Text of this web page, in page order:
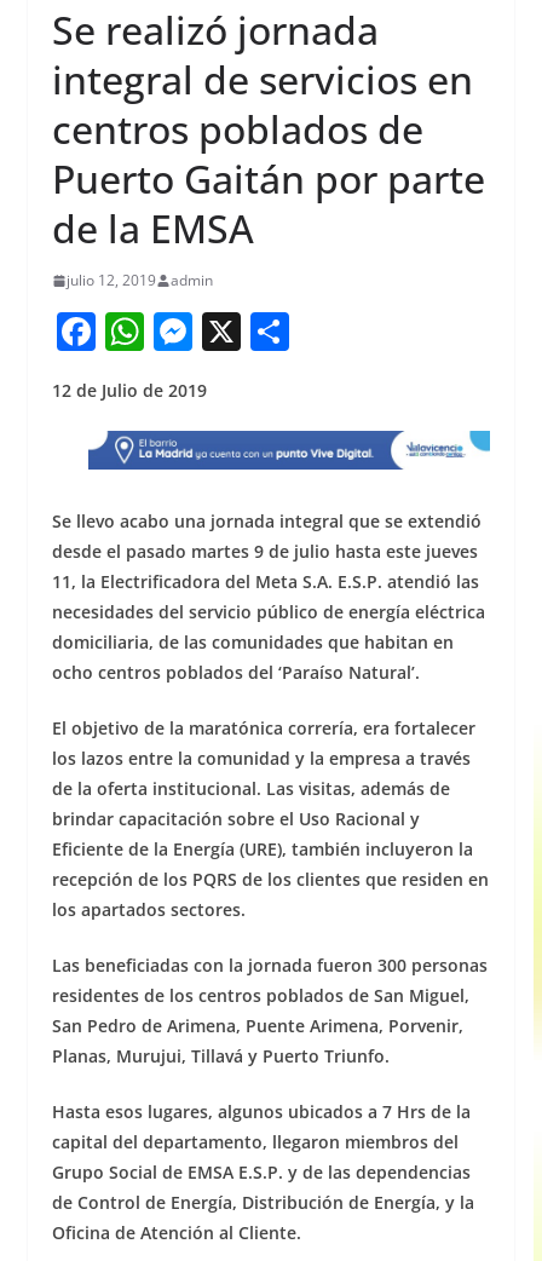
Se realizó jornada
integral de servicios en
centros poblados de
Puerto Gaitán por parte
de la EMSA
julio 12, 2019 admin
F
c
e
b
o
o
k
W
h
at
s
A
p
p
M
ss
e
n
g
er
X S
e
12 de Julio de 2019
Se llevo acabo una jornada integral que se extendió
desde el pasado martes 9 de julio hasta este jueves
11, la Electrificadora del Meta S.A. E.S.P. atendió las
necesidades del servicio público de energía eléctrica
domiciliaria, de las comunidades que habitan en
ocho centros poblados del ‘Paraíso Natural’.
El objetivo de la maratónica correría, era fortalecer
los lazos entre la comunidad y la empresa a través
de la oferta institucional. Las visitas, además de
brindar capacitación sobre el Uso Racional y
Eficiente de la Energía (URE), también incluyeron la
recepción de los PQRS de los clientes que residen en
los apartados sectores.
Las beneficiadas con la jornada fueron 300 personas
residentes de los centros poblados de San Miguel,
San Pedro de Arimena, Puente Arimena, Porvenir,
Planas, Murujui, Tillavá y Puerto Triunfo.
Hasta esos lugares, algunos ubicados a 7 Hrs de la
capital del departamento, llegaron miembros del
Grupo Social de EMSA E.S.P. y de las dependencias
de Control de Energía, Distribución de Energía, y la
Oficina de Atención al Cliente.